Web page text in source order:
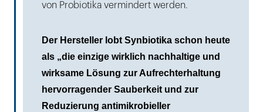
von Probiotika vermindert werden.
Der Hersteller lobt Synbiotika schon heute
als „die einzige wirklich nachhaltige und
wirksame Lösung zur Aufrechterhaltung
hervorragender Sauberkeit und zur
Reduzierung antimikrobieller